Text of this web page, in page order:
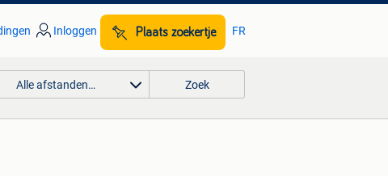
Inloggen Plaats zoekertje FR
Alle afstanden… Zoek